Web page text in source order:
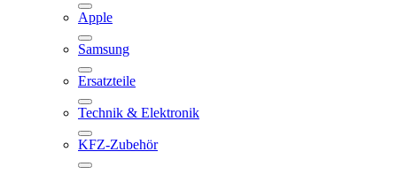
Apple
Samsung
Ersatzteile
Technik & Elektronik
KFZ-Zubehör